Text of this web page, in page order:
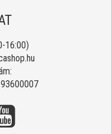
16:00)